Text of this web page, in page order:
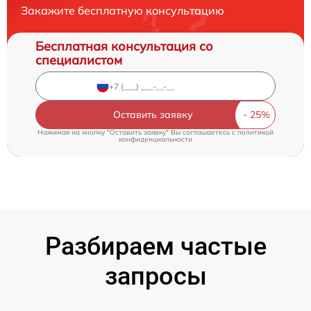
Закажите бесплатную консультацию
Бесплатная консультация со
специалистом
Оставить заявку
Нажимая на кнопку "Оставить заявку" Вы соглашаетесь c политикой
конфиденциальности
Разбираем частые
запросы